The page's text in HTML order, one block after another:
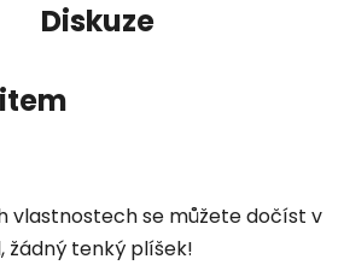
Diskuze
vlastnostech se můžete dočíst v
žádný tenký plíšek!